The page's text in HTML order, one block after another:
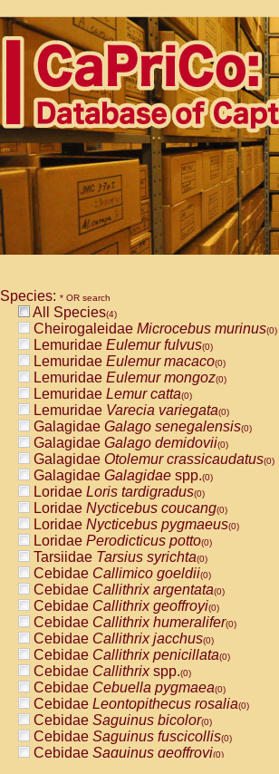
Species: * OR search
All Species(4)
Cheirogaleidae Microcebus murinus(0)
Lemuridae Eulemur fulvus(0)
Lemuridae Eulemur macaco(0)
Lemuridae Eulemur mongoz(0)
Lemuridae Lemur catta(0)
Lemuridae Varecia variegata(0)
Galagidae Galago senegalensis(0)
Galagidae Galago demidovii(0)
Galagidae Otolemur crassicaudatus(0)
Galagidae Galagidae spp.(0)
Loridae Loris tardigradus(0)
Loridae Nycticebus coucang(0)
Loridae Nycticebus pygmaeus(0)
Loridae Perodicticus potto(0)
Tarsiidae Tarsius syrichta(0)
Cebidae Callimico goeldii(0)
Cebidae Callithrix argentata(0)
Cebidae Callithrix geoffroyi(0)
Cebidae Callithrix humeralifer(0)
Cebidae Callithrix jacchus(0)
Cebidae Callithrix penicillata(0)
Cebidae Callithrixspp.(0)
Cebidae Cebuella pygmaea(0)
Cebidae Leontopithecus rosalia(0)
Cebidae Saguinus bicolor(0)
Cebidae Saguinus fuscicollis(0)
Cebidae Saguinus geoffroyi(0)